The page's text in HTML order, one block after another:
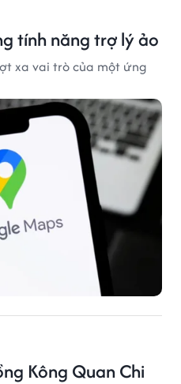
tính năng trợ lý ảo
xa vai trò của một ứng
Kông Quan Chi